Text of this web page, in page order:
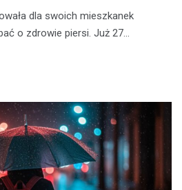
dla swoich mieszkanek
o zdrowie piersi. Już 27…